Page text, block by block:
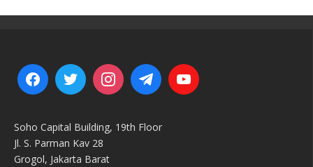
Soho Capital Building, 19th Floor
Jl. S. Parman Kav 28
Grogol, Jakarta Barat